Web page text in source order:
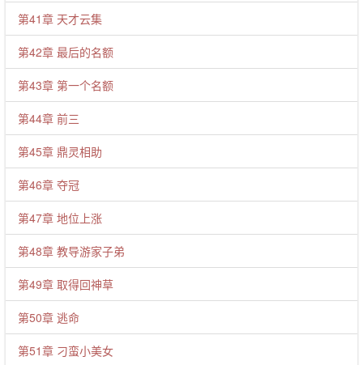
第41章 天才云集
第42章 最后的名额
第43章 第一个名额
第44章 前三
第45章 鼎灵相助
第46章 夺冠
第47章 地位上涨
第48章 教导游家子弟
第49章 取得回神草
第50章 逃命
第51章 刁蛮小美女